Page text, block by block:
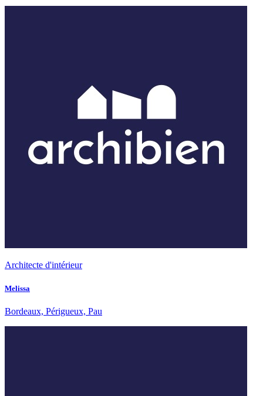
Architecte d'intérieur
Melissa
Bordeaux, Périgueux, Pau